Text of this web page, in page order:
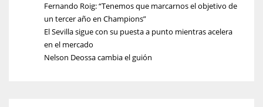
Fernando Roig: “Tenemos que marcarnos el objetivo de
un tercer año en Champions”
El Sevilla sigue con su puesta a punto mientras acelera
en el mercado
Nelson Deossa cambia el guión